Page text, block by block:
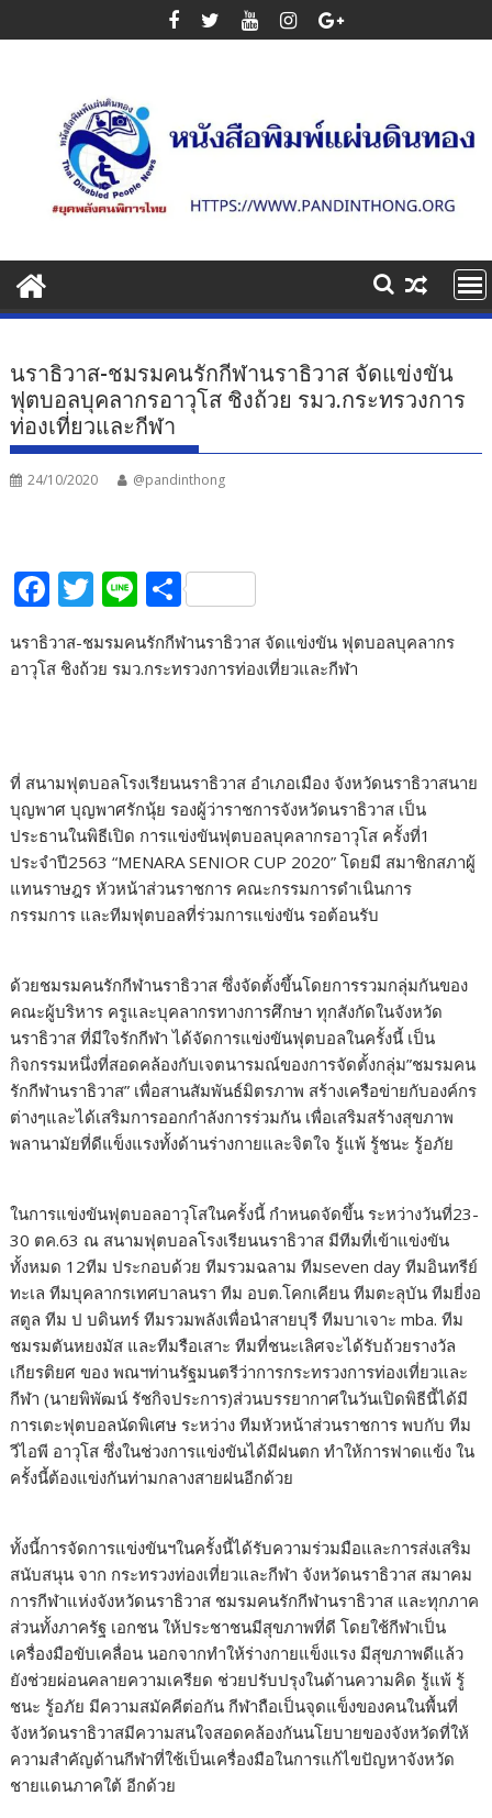
to
นราธิวาส-ชมรมคนรักกีฬานราธิวาส จัดแข่งขัน
ฟุตบอลบุคลากรอาวุโส ชิงถ้วย รมว.กระทรวงการ
ท่องเที่ยวและกีฬา
24/10/2020 @pandinthong
F
e
k
T
itt
Li
n
e
S
h
ar
นราธิวาส-ชมรมคนรักกีฬานราธิวาส จัดแข่งขัน ฟุตบอลบุคลากร
อาวุโส ชิงถ้วย รมว.กระทรวงการท่องเที่ยวและกีฬา
ที่ สนามฟุตบอลโรงเรียนนราธิวาส อำเภอเมือง จังหวัดนราธิวาสนาย
บุญพาศ บุญพาศรักนุ้ย รองผู้ว่าราชการจังหวัดนราธิวาส เป็น
ประธานในพิธีเปิด การแข่งขันฟุตบอลบุคลากรอาวุโส ครั้งที่1
ประจำปี2563 “MENARA SENIOR CUP 2020” โดยมี สมาชิกสภาผู้
แทนราษฎร หัวหน้าส่วนราชการ คณะกรรมการดำเนินการ
กรรมการ และทีมฟุตบอลที่ร่วมการแข่งขัน รอต้อนรับ
ด้วยชมรมคนรักกีฬานราธิวาส ซึ่งจัดตั้งขึ้นโดยการรวมกลุ่มกันของ
คณะผู้บริหาร ครูและบุคลากรทางการศึกษา ทุกสังกัดในจังหวัด
นราธิวาส ที่มีใจรักกีฬา ได้จัดการแข่งขันฟุตบอลในครั้งนี้ เป็น
กิจกรรมหนึ่งที่สอดคล้องกับเจตนารมณ์ของการจัดตั้งกลุ่ม”ชมรมคน
รักกีฬานราธิวาส” เพื่อสานสัมพันธ์มิตรภาพ สร้างเครือข่ายกับองค์กร
ต่างๆและได้เสริมการออกกำลังการร่วมกัน เพื่อเสริมสร้างสุขภาพ
พลานามัยที่ดีแข็งแรงทั้งด้านร่างกายและจิตใจ รู้แพ้ รู้ชนะ รู้อภัย
ในการแข่งขันฟุตบอลอาวุโสในครั้งนี้ กำหนดจัดขึ้น ระหว่างวันที่23-
30 ตค.63 ณ สนามฟุตบอลโรงเรียนนราธิวาส มีทีมที่เข้าแข่งขัน
ทั้งหมด 12ทีม ประกอบด้วย ทีมรวมฉลาม ทีมseven day ทีมอินทรีย์
ทะเล ทีมบุคลากรเทศบาลนรา ทีม อบต.โคกเคียน ทีมตะลุบัน ทีมยี่งอ
สตูล ทีม ป บดินทร์ ทีมรวมพลังเพื่อนำสายบุรี ทีมบาเจาะ mba. ทีม
ชมรมตันหยงมัส และทีมรือเสาะ ทีมที่ชนะเลิศจะได้รับถ้วยรางวัล
เกียรติยศ ของ พณฯท่านรัฐมนตรีว่าการกระทรวงการท่องเที่ยวและ
กีฬา (นายพิพัฒน์ รัชกิจประการ)ส่วนบรรยากาศในวันเปิดพิธีนี้ได้มี
การเตะฟุตบอลนัดพิเศษ ระหว่าง ทีมหัวหน้าส่วนราชการ พบกับ ทีม
วีไอพี อาวุโส ซึ่งในช่วงการแข่งขันได้มีฝนตก ทำให้การฟาดแข้ง ใน
ครั้งนี้ต้องแข่งกันท่ามกลางสายฝนอีกด้วย
ทั้งนี้การจัดการแข่งขันฯในครั้งนี้ได้รับความร่วมมือและการส่งเสริม
สนับสนุน จาก กระทรวงท่องเที่ยวและกีฬา จังหวัดนราธิวาส สมาคม
การกีฬาแห่งจังหวัดนราธิวาส ชมรมคนรักกีฬานราธิวาส และทุกภาค
ส่วนทั้งภาครัฐ เอกชน ให้ประชาชนมีสุขภาพที่ดี โดยใช้กีฬาเป็น
เครื่องมือขับเคลื่อน นอกจากทำให้ร่างกายแข็งแรง มีสุขภาพดีแล้ว
ยังช่วยผ่อนคลายความเครียด ช่วยปรับปรุงในด้านความคิด รู้แพ้ รู้
ชนะ รู้อภัย มีความสมัคคีต่อกัน กีฬาถือเป็นจุดแข็งของคนในพื้นที่
จังหวัดนราธิวาสมีความสนใจสอดคล้องกันนโยบายของจังหวัดที่ให้
ความสำคัญด้านกีฬาที่ใช้เป็นเครื่องมือในการแก้ไขปัญหาจังหวัด
ชายแดนภาคใต้ อีกด้วย